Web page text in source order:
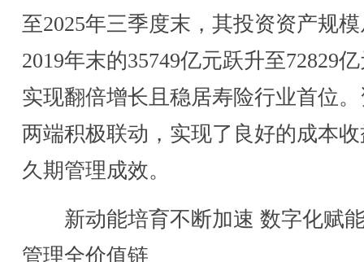
至2025年三季度末，其投资资产规
2019年末的35749亿元跃升至72829
实现翻倍增长且稳居寿险行业首位
两端积极联动，实现了良好的成本
久期管理成效。
新动能培育不断加速 数字化赋
管理全价值链